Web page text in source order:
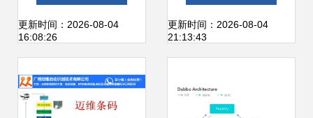
系统运维服务单一
更新时间：2026-08-04
16:08:26
建与运维解决方案
更新时间：2026-08-04
21:13:43